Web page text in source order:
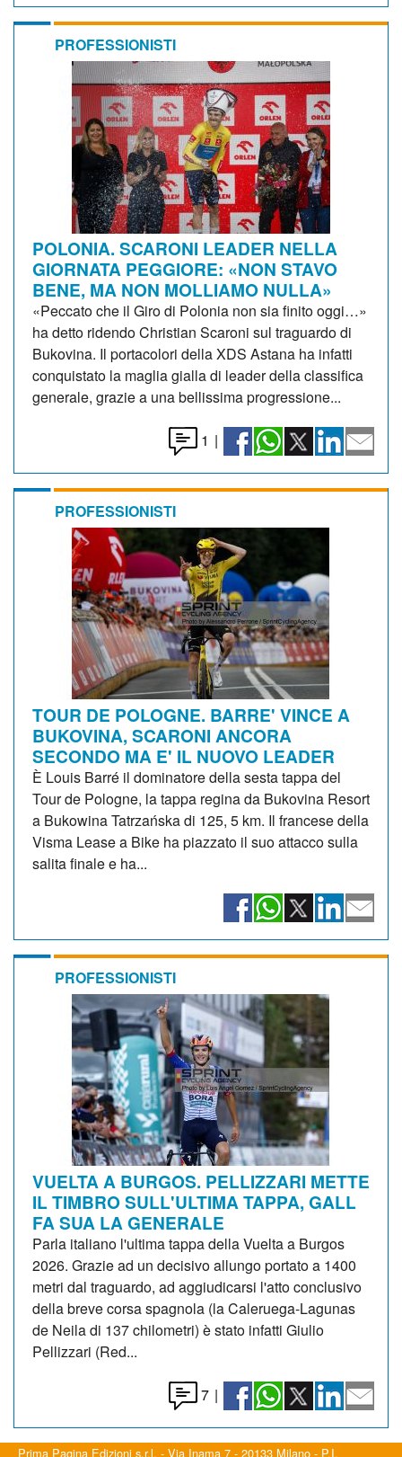
PROFESSIONISTI
POLONIA. SCARONI LEADER NELLA
GIORNATA PEGGIORE: «NON STAVO
BENE, MA NON MOLLIAMO NULLA»
«Peccato che il Giro di Polonia non sia finito oggi…»
ha detto ridendo Christian Scaroni sul traguardo di
Bukovina. Il portacolori della XDS Astana ha infatti
conquistato la maglia gialla di leader della classifica
generale, grazie a una bellissima progressione...
1 |
PROFESSIONISTI
TOUR DE POLOGNE. BARRE' VINCE A
BUKOVINA, SCARONI ANCORA
SECONDO MA E' IL NUOVO LEADER
È Louis Barré il dominatore della sesta tappa del
Tour de Pologne, la tappa regina da Bukovina Resort
a Bukowina Tatrzańska di 125, 5 km. Il francese della
Visma Lease a Bike ha piazzato il suo attacco sulla
salita finale e ha...
PROFESSIONISTI
VUELTA A BURGOS. PELLIZZARI METTE
IL TIMBRO SULL'ULTIMA TAPPA, GALL
FA SUA LA GENERALE
Parla italiano l'ultima tappa della Vuelta a Burgos
2026. Grazie ad un decisivo allungo portato a 1400
metri dal traguardo, ad aggiudicarsi l'atto conclusivo
della breve corsa spagnola (la Caleruega-Lagunas
de Neila di 137 chilometri) è stato infatti Giulio
Pellizzari (Red...
7 |
Prima Pagina Edizioni s.r.l. - Via Inama 7 - 20133 Milano - P.I.